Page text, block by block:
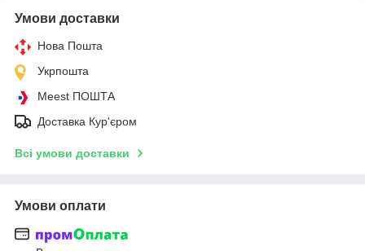
Умови доставки
Нова Пошта
Укрпошта
Meest ПОШТА
Доставка Кур'єром
Всі умови доставки
Умови оплати